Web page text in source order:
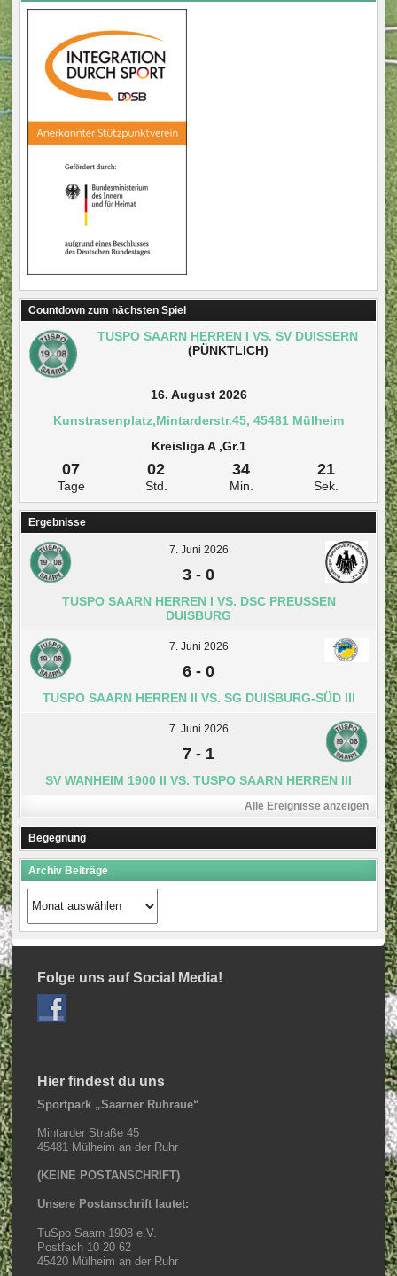
Countdown zum nächsten Spiel
TUSPO SAARN HERREN I VS. SV DUISSERN
(PÜNKTLICH)
16. August 2026
Kunstrasenplatz,Mintarderstr.45, 45481 Mülheim
Kreisliga A ,Gr.1
07
Tage
02
Std.
34
Min.
21
Sek.
Ergebnisse
7. Juni 2026
3 - 0
TUSPO SAARN HERREN I VS. DSC PREUSSEN D
UISBURG
7. Juni 2026
6 - 0
TUSPO SAARN HERREN II VS. SG DUISBURG-SÜD III
7. Juni 2026
7 - 1
SV WANHEIM 1900 II VS. TUSPO SAARN HERREN III
Alle Ereignisse anzeigen
Begegnung
Archiv Beiträge
Archiv
Beiträge
Folge uns auf Social Media!
Hier findest du uns
Sportpark „Saarner Ruhraue“
Mintarder Straße 45
45481 Mülheim an der Ruhr
(KEINE POSTANSCHRIFT)
Unsere Postanschrift lautet:
TuSpo Saarn 1908 e.V.
Postfach 10 20 62
45420 Mülheim an der Ruhr